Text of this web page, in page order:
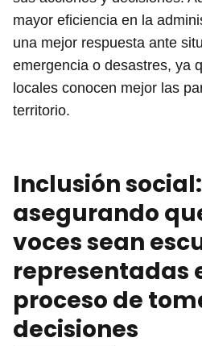
mayor eficiencia en la
una mejor respuesta ante
emergencia o desastres, ya
locales conocen mejor las
territorio.
Inclusión social:
asegurando
voces sean
representadas
proceso de
decisiones